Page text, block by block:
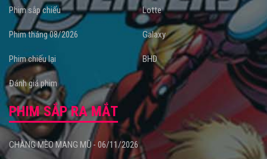
Phim sắp chiếu
Phim tháng 08/2026
Phim chiếu lại
Đánh giá phim
Lotte
Galaxy
BHD
PHIM SẮP RA MẮT
CHÀNG MÈO MANG MŨ - 06/11/2026